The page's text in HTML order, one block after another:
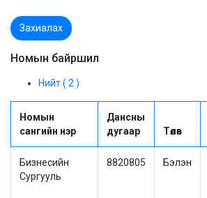
Захиалах
Номын байршил
Нийт ( 2 )
Номын
сангийн нэр
Дансны
дугаар
Төлөв
Бизнесийн
Сургууль
8820805 Бэлэн